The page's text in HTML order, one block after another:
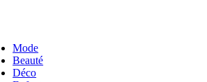
Mode
Beauté
Déco